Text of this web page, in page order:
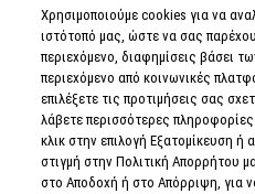
SIGN UP FOR EMAIL
My M•A•C / SIGN IN
Χρησιμοποιούμε cookies για να
ιστότοπό μας, ώστε να σας
περιεχόμενο, διαφημίσεις βάσει
περιεχόμενο από κοινωνικές
επιλέξετε τις προτιμήσεις σας
λάβετε περισσότερες
κλικ στην επιλογή Εξατομίκευση
στιγμή στην Πολιτική Απορρήτου
στο Αποδοχή ή στο Απόρριψη, για